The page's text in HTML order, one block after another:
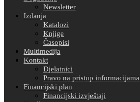
Newsletter
Izdanja
Katalozi
Knjige
Časopisi
Multimedija
Kontakt
Djelatnici
Pravo na pristup informacijama
Financijski plan
Financijski izvještaji